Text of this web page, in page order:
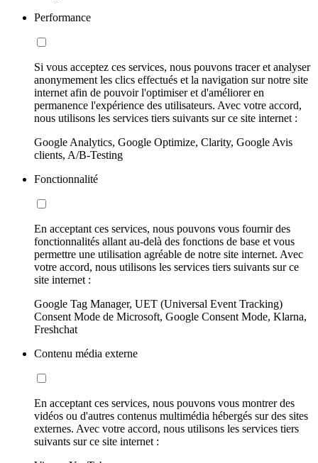
Performance
Si vous acceptez ces services, nous pouvons tracer et analyser
anonymement les clics effectués et la navigation sur notre site
internet afin de pouvoir l'optimiser et d'améliorer en
permanence l'expérience des utilisateurs. Avec votre accord,
nous utilisons les services tiers suivants sur ce site internet :
Google Analytics, Google Optimize, Clarity, Google Avis
clients, A/B-Testing
Fonctionnalité
En acceptant ces services, nous pouvons vous fournir des
fonctionnalités allant au-delà des fonctions de base et vous
permettre une utilisation agréable de notre site internet. Avec
votre accord, nous utilisons les services tiers suivants sur ce
site internet :
Google Tag Manager, UET (Universal Event Tracking)
Consent Mode de Microsoft, Google Consent Mode, Klarna,
Freshchat
Contenu média externe
En acceptant ces services, nous pouvons vous montrer des
vidéos ou d'autres contenus multimédia hébergés sur des sites
externes. Avec votre accord, nous utilisons les services tiers
suivants sur ce site internet :